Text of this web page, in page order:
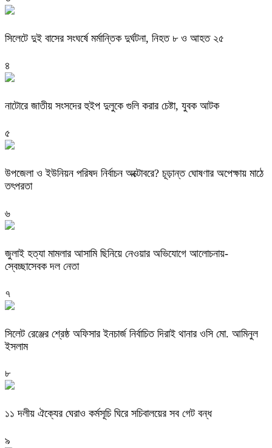
সিলেটে দুই বাসের সংঘর্ষে মর্মান্তিক দুর্ঘটনা, নিহত ৮ ও আহত ২৫
৪
নাটোরে জাতীয় সংসদের হুইপ দুলুকে গুলি করার চেষ্টা, যুবক আটক
৫
উপজেলা ও ইউনিয়ন পরিষদ নির্বাচন অক্টোবরে? চূড়ান্ত ঘোষণার অপেক্ষায় মাঠে
তৎপরতা
৬
জুলাই হত্যা মামলার আসামি ছিনিয়ে নেওয়ার অভিযোগে আলোচনায়-
স্বেচ্ছাসেবক দল নেতা
৭
‎সিলেট রেঞ্জের শ্রেষ্ঠ অফিসার ইনচার্জ নির্বাচিত দিরাই থানার ওসি মো. আমিনুল
ইসলাম
৮
‎১১ দলীয় ঐক্যের ঘেরাও কর্মসূচি ঘিরে সচিবালয়ের সব গেট বন্ধ
৯